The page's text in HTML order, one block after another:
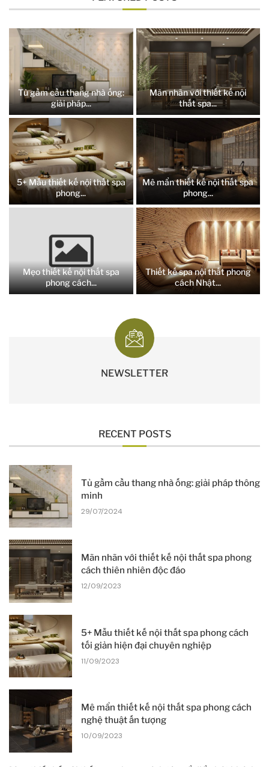
Tủ gầm cầu thang nhà ống:
giải pháp...
Mãn nhãn với thiết kế nội
thất spa...
5+ Mẫu thiết kế nội thất spa
phong...
Mê mẩn thiết kế nội thất spa
phong...
Mẹo thiết kế nội thất spa
phong cách...
Thiết kế spa nội thất phong
cách Nhật...
NEWSLETTER
RECENT POSTS
Tủ gầm cầu thang nhà ống: giải pháp thông
minh
29/07/2024
Mãn nhãn với thiết kế nội thất spa phong
cách thiên nhiên độc đáo
12/09/2023
5+ Mẫu thiết kế nội thất spa phong cách
tối giản hiện đại chuyên nghiệp
11/09/2023
Mê mẩn thiết kế nội thất spa phong cách
nghệ thuật ấn tượng
10/09/2023